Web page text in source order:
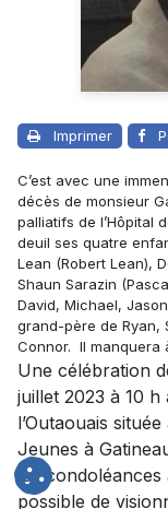
Imprimer
C’est avec une
décès de monsieur
palliatifs de l’Hôpital
deuil ses quatre
Lean (Robert Lean),
Shaun Sarazin
David, Michael,
grand-père de Ryan,
Connor. Il manquera
Une célébration
juillet 2023 à 10
l’Outaouais
Jeunes à
les
possible de